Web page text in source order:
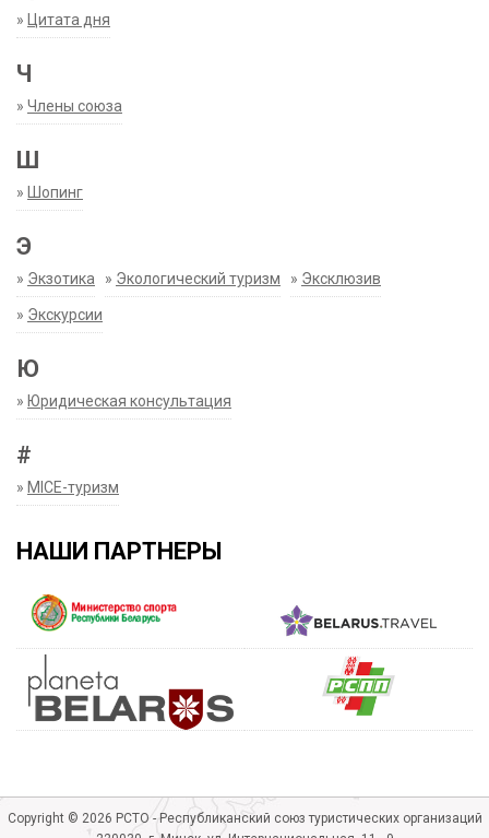
» Цитата дня
Ч
» Члены союза
Ш
» Шопинг
Э
» Экзотика » Экологический туризм » Эксклюзив
» Экскурсии
Ю
» Юридическая консультация
#
» MICE-туризм
НАШИ ПАРТНЕРЫ
Copyright © 2026 РСТО - Республиканский союз туристических организаций